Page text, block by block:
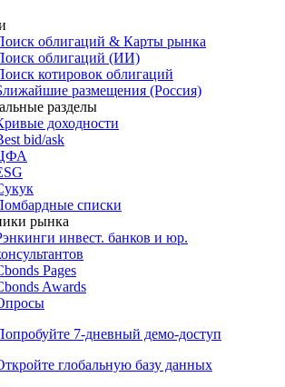
облигаций & Карты рынка
облигаций (ИИ)
котировок облигаций
размещения (Россия)
разделы
доходности
bid/ask
списки
рынка
инвест. банков и юр.
Pages
Awards
7-дневный демо-доступ
глобальную базу данных